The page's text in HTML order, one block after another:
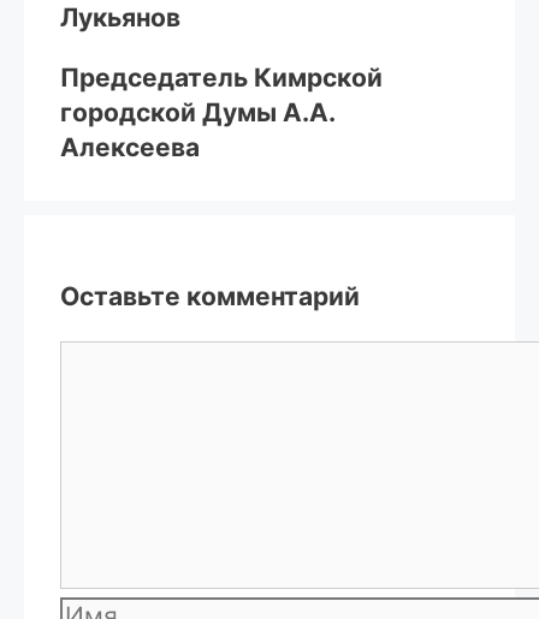
Лукьянов
Председатель Кимрской
городской Думы А.А.
Алексеева
Оставьте комментарий